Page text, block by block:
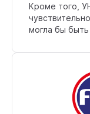
Кроме того,
могла бы